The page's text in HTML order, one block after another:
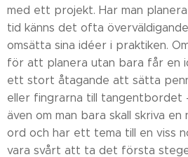
med ett projekt. Har man
tid känns det ofta
omsätta sina idéer i praktiken.
för att planera utan bara får en
ett stort åtagande att sätta
eller fingrarna till tangentbordet
även om man bara skall skriva
ord och har ett tema till en viss
vara svårt att ta det första